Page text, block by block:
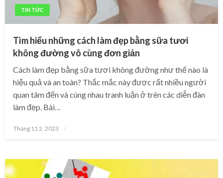
TIN TỨC
Tìm hiểu những cách làm đẹp bằng sữa tươi
không đường vô cùng đơn giản
Cách làm đẹp bằng sữa tươi không đường như thế nào là
hiệu quả và an toàn? Thắc mắc này được rất nhiều người
quan tâm đến và cùng nhau tranh luận ở trên các diễn đàn
làm đẹp. Bài…
Posted
Tháng 11 2, 2023